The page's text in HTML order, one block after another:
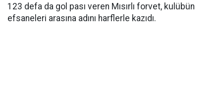
123 defa da gol pası veren Mısırlı forvet, kulübün
efsaneleri arasına adını harflerle kazıdı.